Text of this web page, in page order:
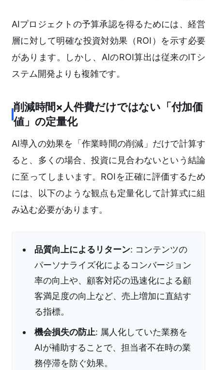
AIプロジェクトの予算承認を得るためには、経営
層に対して明確な投資対効果（ROI）を示す必要
があります。しかし、AIのROI算出は従来のITシ
ステム開発よりも複雑です。
削減時間×人件費だけではない「付加価
値」の定量化
AI導入の効果を「作業時間の削減」だけで計算す
ると、多くの場合、投資に見合わないという結論
に至ってしまいます。ROIを正確に評価するため
には、以下のような観点も定量化して計算式に組
み込む必要があります。
品質向上によるリターン: コンテンツの
パーソナライズ化によるコンバージョン
率の向上や、顧客対応の迅速化による顧
客満足度の向上など、売上増加に直結す
る指標。
機会損失の防止: 属人化していた業務を
AIが補助することで、担当者不在時の業
務停滞を防ぐ効果。